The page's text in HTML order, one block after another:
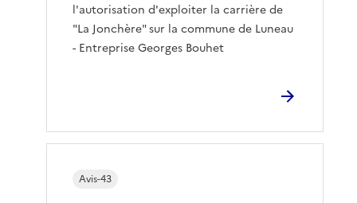
l'autorisation d'exploiter la carrière de
"La Jonchère" sur la commune de Luneau
- Entreprise Georges Bouhet
Avis-43